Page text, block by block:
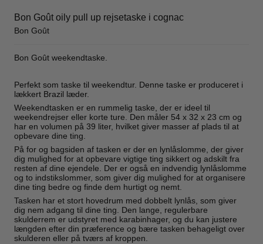
Bon Goût oily pull up rejsetaske i cognac
Bon Goût
Bon Goût weekendtaske.
Perfekt som taske til weekendtur. Denne taske er produceret i
lækkert Brazil læder.
Weekendtasken er en rummelig taske, der er ideel til
weekendrejser eller korte ture. Den måler 54 x 32 x 23 cm og
har en volumen på 39 liter, hvilket giver masser af plads til at
opbevare dine ting.
På for og bagsiden af tasken er der en lynlåslomme, der giver
dig mulighed for at opbevare vigtige ting sikkert og adskilt fra
resten af dine ejendele. Der er også en indvendig lynlåslomme
og to indstikslommer, som giver dig mulighed for at organisere
dine ting bedre og finde dem hurtigt og nemt.
Tasken har et stort hovedrum med dobbelt lynlås, som giver
dig nem adgang til dine ting. Den lange, regulerbare
skulderrem er udstyret med karabinhager, og du kan justere
længden efter din præference og bære tasken behageligt over
skulderen eller på tværs af kroppen.